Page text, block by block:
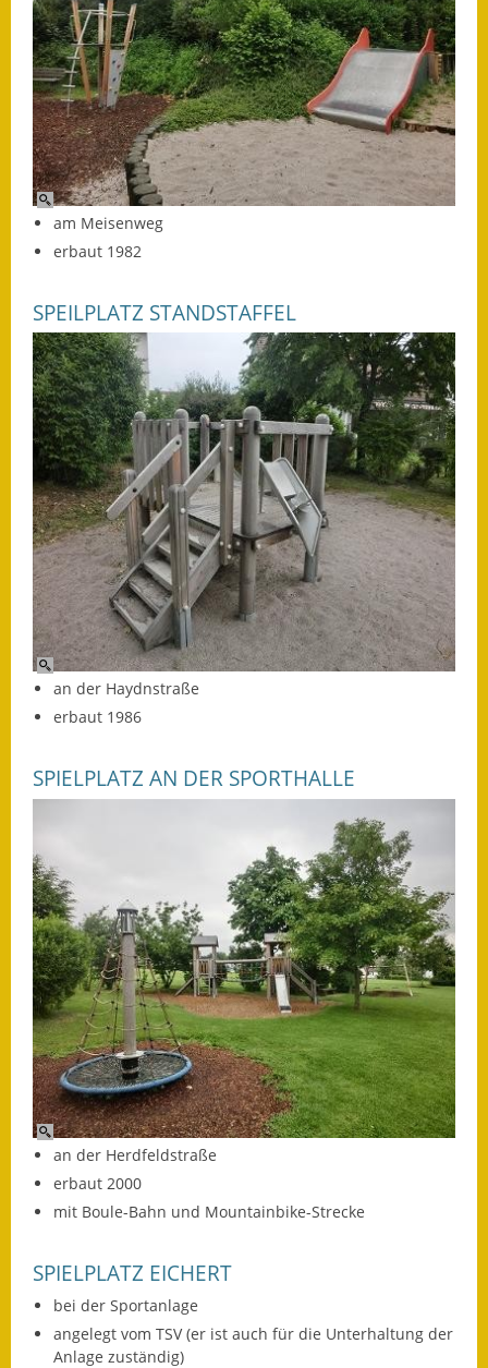
Eröffnungsbilanz
Getrennte
Abwassergebühr
Grundsteuerreform
Haushaltspläne
Heiraten in Notzingen
Mitarbeiter
Notruftafel
Ortsrecht
Wahlen
Was erledige ich wo?
Leben
Bauen und Wohnen
Bodenrichtwerte
Flächennutzungsplan
Gerätehütten
Gutachterausschuss
Landessanierungsprogramm
Mietspiegel
Rückstausicherung von
Hochwassergefahrenkarte
Grundschule &
am Meisenweg
erbaut 1982
SPEILPLATZ STANDSTAFFEL
an der Haydnstraße
erbaut 1986
SPIELPLATZ AN DER SPORTHALLE
an der Herdfeldstraße
erbaut 2000
mit Boule-Bahn und Mountainbike-Strecke
SPIELPLATZ EICHERT
bei der Sportanlage
angelegt vom TSV (er ist auch für die Unterhaltung der
Anlage zuständig)